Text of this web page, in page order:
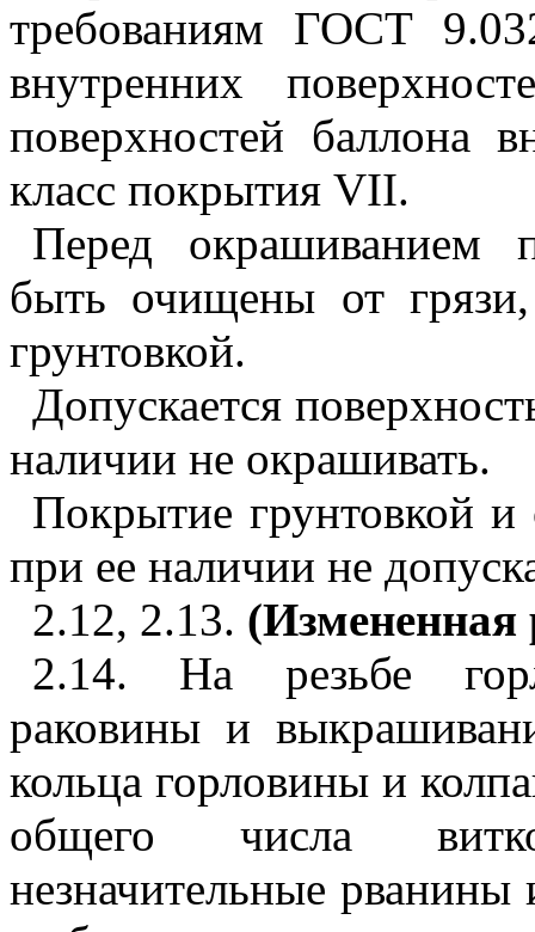
требованиям ГОСТ
внутренних
поверхностей баллона
класс покрытия VII.
Перед окрашиванием
быть очищены от
грунтовкой.
Допускается
наличии не окрашивать.
Покрытие грунтовкой и
при ее наличии не
2.12, 2.13.
2.14. На резьбе
раковины и
кольца горловины и
общего числа
незначительные